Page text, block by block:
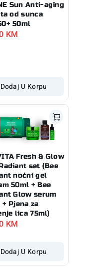
Sun Anti-aging
od sunca
50ml
KM
Dodaj U Korpu
Fresh & Glow
set (Bee
noćni gel
50ml + Bee
Glow serum
+ Pjena za
lica 75ml)
KM
Dodaj U Korpu